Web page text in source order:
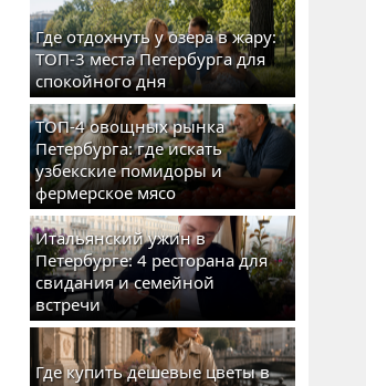
Где отдохнуть у озера в жару:
ТОП-3 места Петербурга для
спокойного дня
ТОП-4 овощных рынка
Петербурга: где искать
узбекские помидоры и
фермерское мясо
Итальянский ужин в
Петербурге: 4 ресторана для
свидания и семейной
встречи
Где купить дешевые цветы в